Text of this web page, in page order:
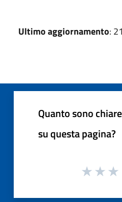
Ultimo aggiornamento:
Quanto sono
su questa pagina?